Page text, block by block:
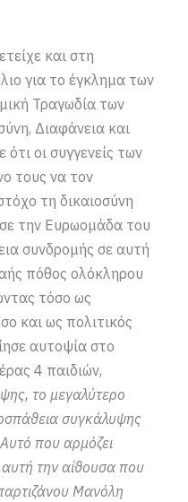
και στη
για το έγκλημα των
Τραγωδία των
Διαφάνεια και
οι συγγενείς των
τους να τον
τη δικαιοσύνη
την Ευρωομάδα του
συνδρομής σε αυτή
πόθος ολόκληρου
τόσο ως
και ως πολιτικός
αυτοψία στο
4 παιδιών,
το μεγαλύτερο
συγκάλυψης
που αρμόζει
την αίθουσα που
Μανόλη